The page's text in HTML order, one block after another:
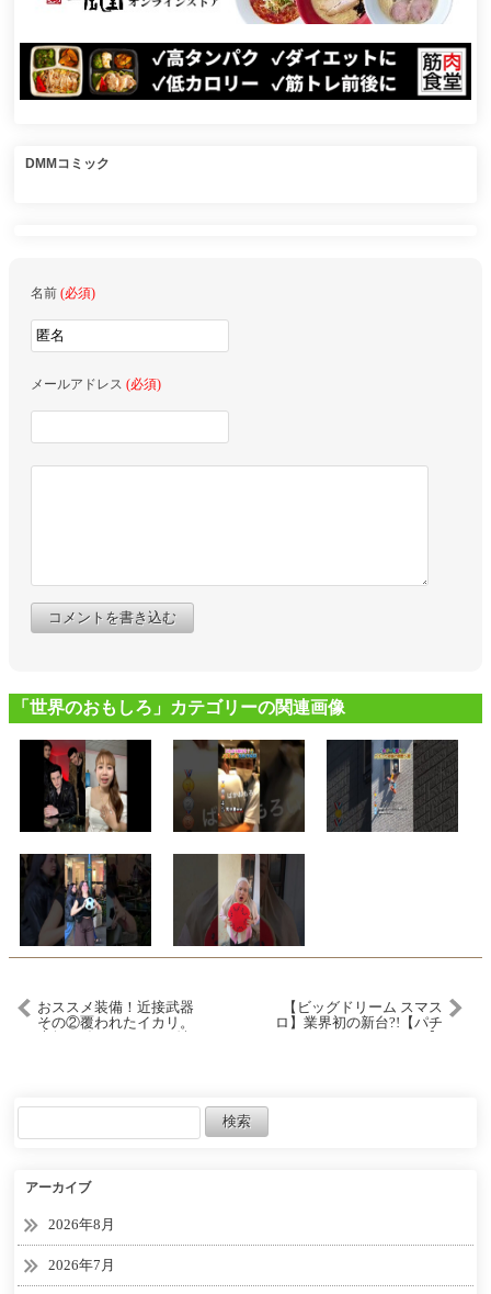
DMMコミック
名前 (必須)
メールアドレス (必須)
コメントを書き込む
「世界のおもしろ」カテゴリーの関連画像
おススメ装備！近接武器
その②覆われたイカリ。
【ビッグドリーム スマス
ロ】業界初の新台?!【パチ
アーカイブ
2026年8月
2026年7月